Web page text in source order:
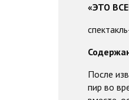
«ЭТО
После
пир во